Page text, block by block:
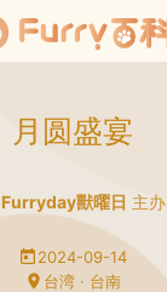
月圆盛宴
Furryday獸曜日 主办
2024-09-14
台湾 · 台南